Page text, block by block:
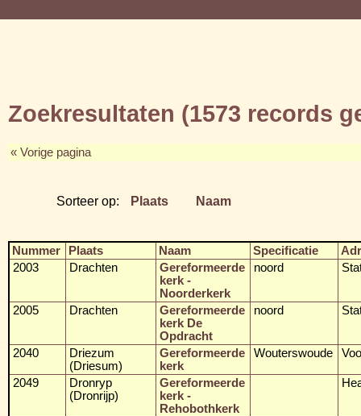
Zoekresultaten (1573 records
« Vorige pagina
Sorteer op: Plaats Naam
Nummer Plaats Naam Specificatie
2003
Drachten
Gereformeerde
kerk -
Noorderkerk
noord
2005 Drachten
Gereformeerde
kerk De
Opdracht
noord
2040
Driezum
(Driesum)
Gereformeerde
kerk
Wouterswoude
2049
Dronryp
(Dronrijp)
Gereformeerde
kerk -
Rehobothkerk